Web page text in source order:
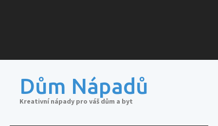
Dům Nápadů
Kreativní nápady pro váš dům a byt